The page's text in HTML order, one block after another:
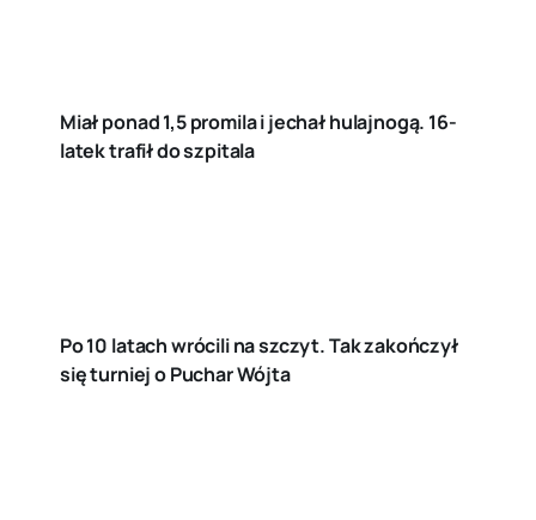
Miał ponad 1,5 promila i jechał hulajnogą. 16-
latek trafił do szpitala
Po 10 latach wrócili na szczyt. Tak zakończył
się turniej o Puchar Wójta